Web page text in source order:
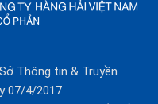
Thông tin & Truyền
07/4/2017